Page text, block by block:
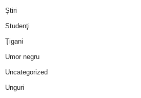
Ştiri
Studenţi
Ţigani
Umor negru
Uncategorized
Unguri